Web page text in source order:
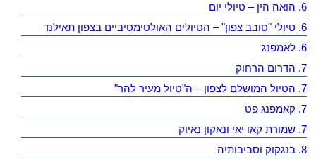
6. הואה הין – טיולי יום
6. טיולי "סובב צפון" – הטיולים האולטימטיביים בצפון תאילנד
6. לאמפנג
7. הדרום הרחוק
7. הטיול המושלם לצפון – ה"טיול מעיר להר"
7. קאמפנג פט
7. שמורת קאו יאי ונאקון נאיוק
8. בנגקוק וסביבותיה